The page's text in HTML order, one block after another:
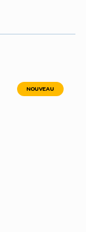
NOUVEAU